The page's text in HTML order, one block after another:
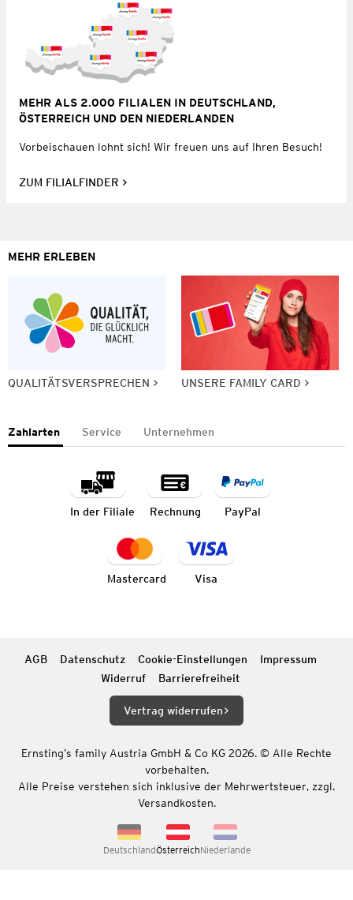
MEHR ALS 2.000 FILIALEN IN DEUTSCHLAND,
ÖSTERREICH UND DEN NIEDERLANDEN
Vorbeischauen lohnt sich! Wir freuen uns auf Ihren Besuch!
ZUM FILIALFINDER
MEHR ERLEBEN
QUALITÄTSVERSPRECHEN UNSERE FAMILY CARD
Zahlarten Service Unternehmen
In der Filiale Rechnung PayPal
Mastercard Visa
AGB Datenschutz Cookie-Einstellungen
Impressum
Widerruf
Barrierefreiheit
Vertrag widerrufen
Ernsting’s family Austria GmbH & Co KG 2026. © Alle Rechte
vorbehalten.
Alle Preise verstehen sich inklusive der Mehrwertsteuer, zzgl.
Versandkosten.
DeutschlandÖsterreichNiederlande